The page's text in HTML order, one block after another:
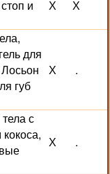
и
Х Х
для
губ
Х .
с
Х .